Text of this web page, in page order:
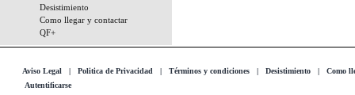
Desistimiento
Como llegar y contactar
QF+
Aviso Legal | Politica de Privacidad | Términos y condiciones | Desistimiento | Como
Autentificarse